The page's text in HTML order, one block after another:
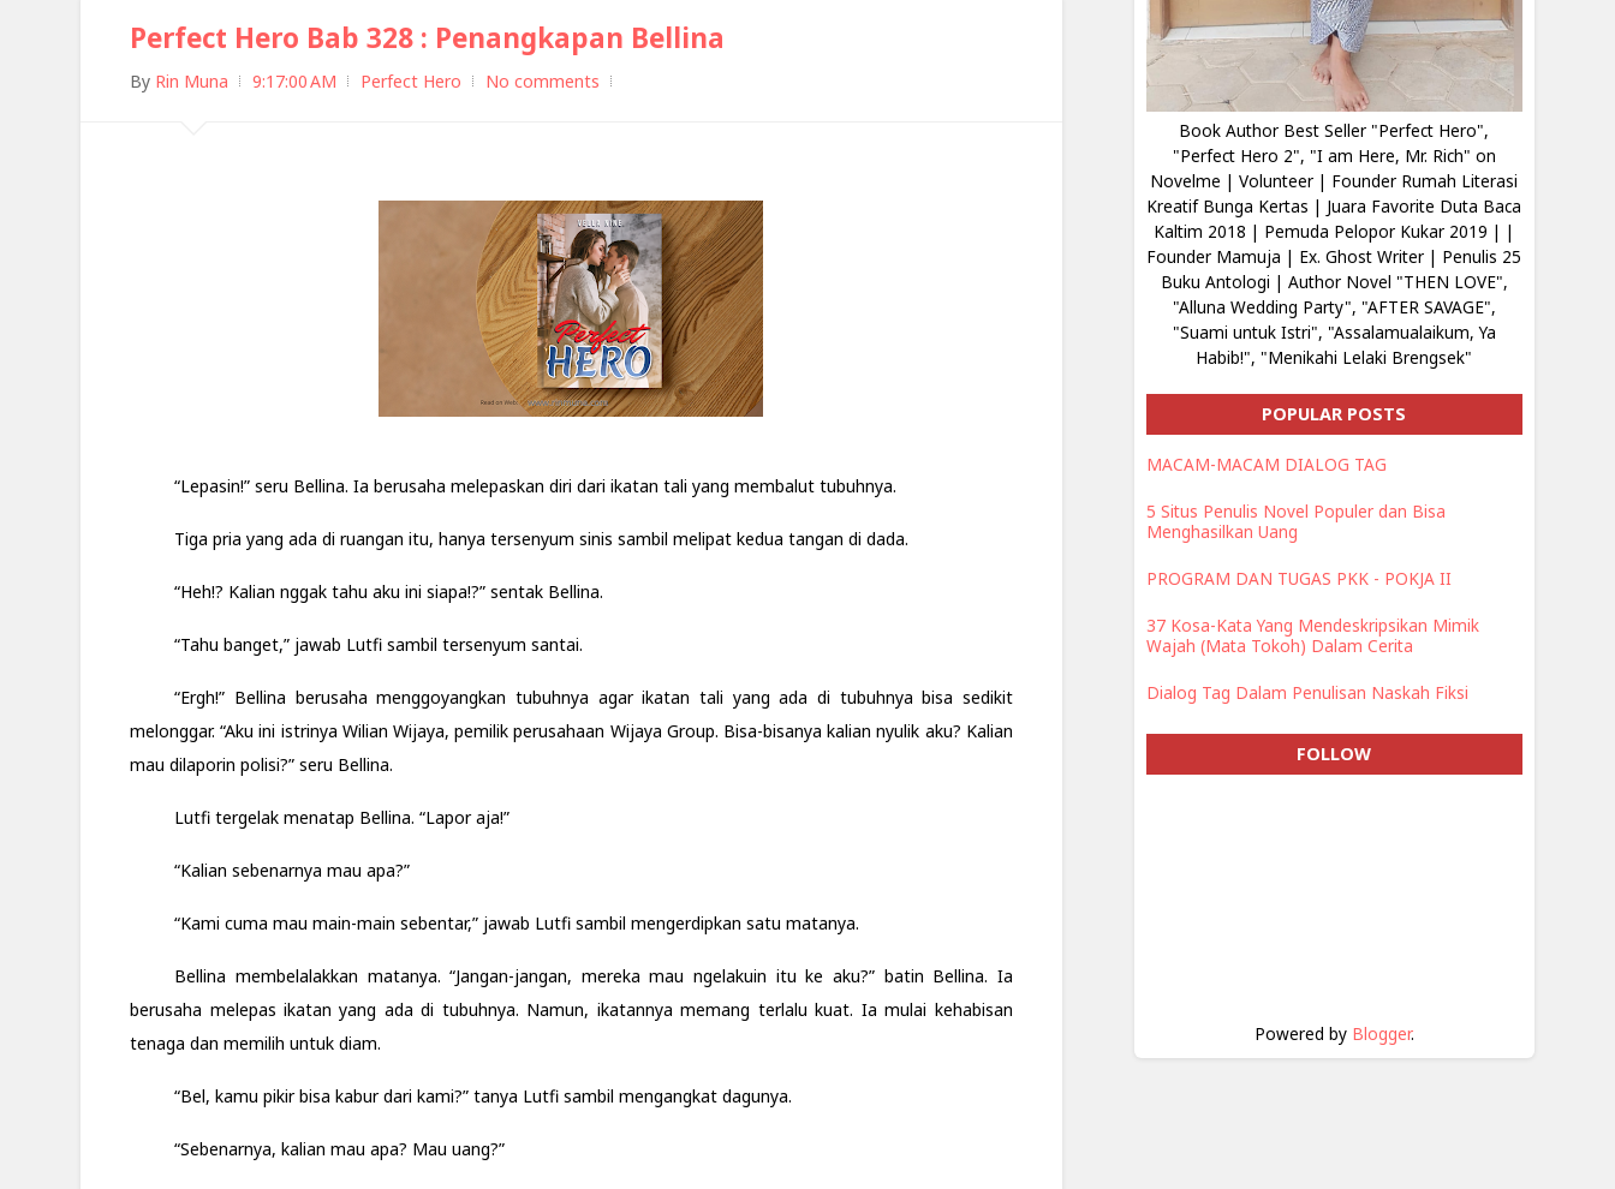
Perfect Hero Bab 328 : Penangkapan Bellina
By Rin Muna 9:17:00 AM Perfect Hero No comments
“Lepasin!” seru Bellina. Ia berusaha melepaskan diri dari ikatan tali yang membalut tubuhnya.
Tiga pria yang ada di ruangan itu, hanya tersenyum sinis sambil melipat kedua tangan di dada.
“Heh!? Kalian nggak tahu aku ini siapa!?” sentak Bellina.
“Tahu banget,” jawab Lutfi sambil tersenyum santai.
“Ergh!” Bellina berusaha menggoyangkan tubuhnya agar ikatan tali yang ada di tubuhnya bisa sedikit
melonggar. “Aku ini istrinya Wilian Wijaya, pemilik perusahaan Wijaya Group. Bisa-bisanya kalian nyulik aku? Kalian
mau dilaporin polisi?” seru Bellina.
Lutfi tergelak menatap Bellina. “Lapor aja!”
“Kalian sebenarnya mau apa?”
“Kami cuma mau main-main sebentar,” jawab Lutfi sambil mengerdipkan satu matanya.
Bellina membelalakkan matanya. “Jangan-jangan, mereka mau ngelakuin itu ke aku?” batin Bellina. Ia
berusaha melepas ikatan yang ada di tubuhnya. Namun, ikatannya memang terlalu kuat. Ia mulai kehabisan
tenaga dan memilih untuk diam.
“Bel, kamu pikir bisa kabur dari kami?” tanya Lutfi sambil mengangkat dagunya.
“Sebenarnya, kalian mau apa? Mau uang?”
Book Author Best Seller "Perfect Hero",
"Perfect Hero 2", "I am Here, Mr. Rich" on
Novelme | Volunteer | Founder Rumah Literasi
Kreatif Bunga Kertas | Juara Favorite Duta Baca
Kaltim 2018 | Pemuda Pelopor Kukar 2019 | |
Founder Mamuja | Ex. Ghost Writer | Penulis 25
Buku Antologi | Author Novel "THEN LOVE",
"Alluna Wedding Party", "AFTER SAVAGE",
"Suami untuk Istri", "Assalamualaikum, Ya
Habib!", "Menikahi Lelaki Brengsek"
POPULAR POSTS
MACAM-MACAM DIALOG TAG
5 Situs Penulis Novel Populer dan Bisa
Menghasilkan Uang
PROGRAM DAN TUGAS PKK - POKJA II
37 Kosa-Kata Yang Mendeskripsikan Mimik
Wajah (Mata Tokoh) Dalam Cerita
Dialog Tag Dalam Penulisan Naskah Fiksi
FOLLOW
Powered by Blogger.